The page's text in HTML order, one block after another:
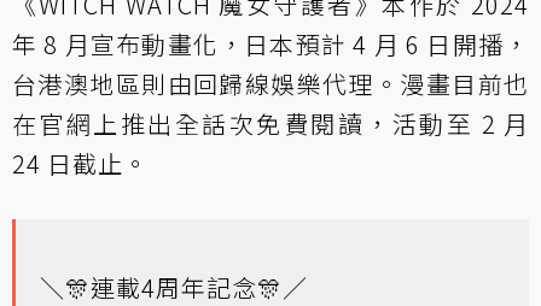
年 8 月宣布動畫化，日本預計 4 月 6 日開播，
台港澳地區則由回歸線娛樂代理。漫畫目前也
在官網上推出全話次免費閱讀，活動至 2 月
24 日截止。
＼🎊連載4周年記念🎊／